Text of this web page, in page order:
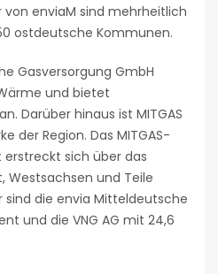
enviaM sind mehrheitlich
ostdeutsche Kommunen.
Gasversorgung GmbH
und bietet
Darüber hinaus ist MITGAS
der Region. Das MITGAS-
sich über das
Westsachsen und Teile
sind die envia Mitteldeutsche
und die VNG AG mit 24,6